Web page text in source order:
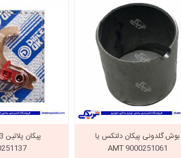
بوش گلدونی پیکان دلتکس یا
AMT 9000251061